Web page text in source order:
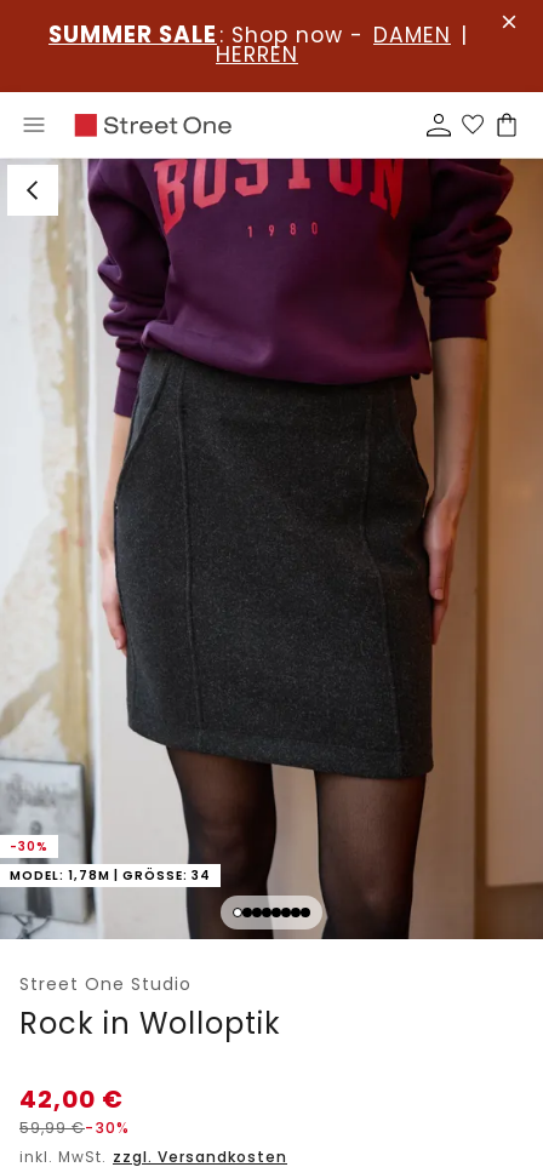
SUMMER SALE : Shop now - DAMEN |
HERREN
-30%
MODEL: 1,78M | GRÖSSE: 34
Street One Studio
Rock in Wolloptik
42,00 €
59,99€-30%
inkl. MwSt. zzgl. Versandkosten